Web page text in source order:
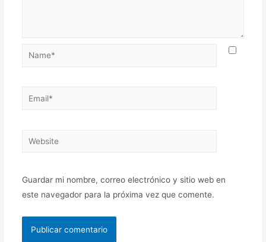
Guardar mi nombre, correo electrónico y sitio web en
este navegador para la próxima vez que comente.